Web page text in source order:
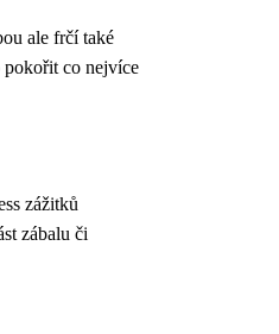
ale frčí také
pokořit co nejvíce
zážitků
zábalu či